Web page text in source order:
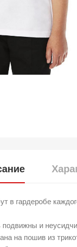
в гардеробе
подвижны и
на пошив из